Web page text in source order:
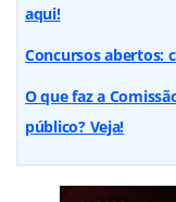
aqui!
Concursos abertos:
O que faz a
público? Veja!